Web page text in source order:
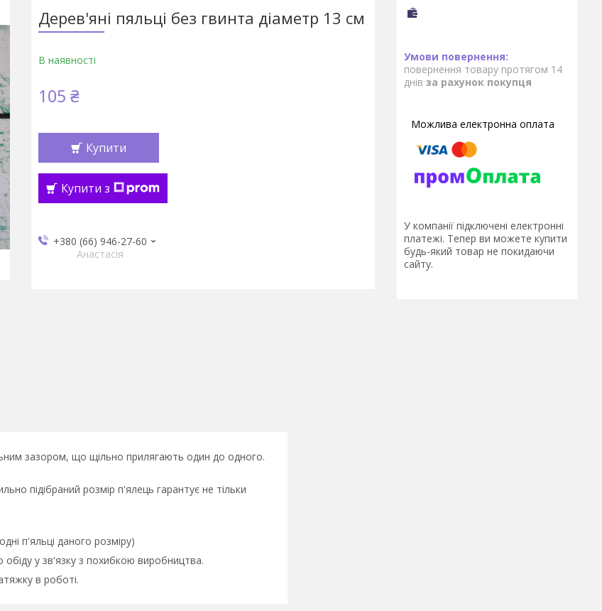
Дерев'яні пяльці без гвинта діаметр 13 см
В наявності
105 ₴
Купити
Купити з
+380 (66) 946-27-60
Анастасія
повернення товару протягом 14
днів за рахунок покупця
У компанії підключені електронні
платежі. Тепер ви можете купити
будь-який товар не покидаючи
сайту.
зазором, що щільно прилягають один до одного.
підібраний розмір п'ялець гарантує не тільки
п'яльці даного розміру)
у зв'язку з похибкою виробництва.
в роботі.